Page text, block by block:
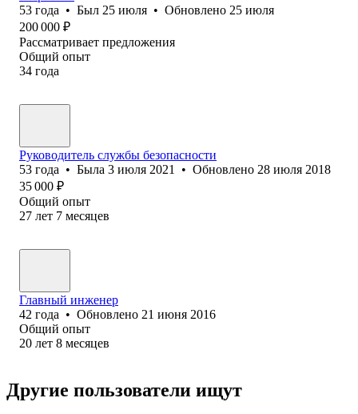
53 года • Был 25 июля • Обновлено 25 июля
200 000 ₽
Рассматривает предложения
Общий опыт
34 года
Руководитель службы безопасности
53 года • Была 3 июля 2021 • Обновлено 28 июля 2018
35 000 ₽
Общий опыт
27 лет 7 месяцев
Главный инженер
42 года • Обновлено 21 июня 2016
Общий опыт
20 лет 8 месяцев
Другие пользователи ищут